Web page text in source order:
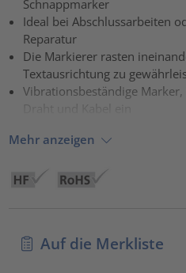
powered by
Schnappmarker
Ideal bei Abschlussarbeiten
Reparatur
Die Markierer rasten
Textausrichtung zu
Vibrationsbeständige
Mehr anzeigen
Auf die Merkliste